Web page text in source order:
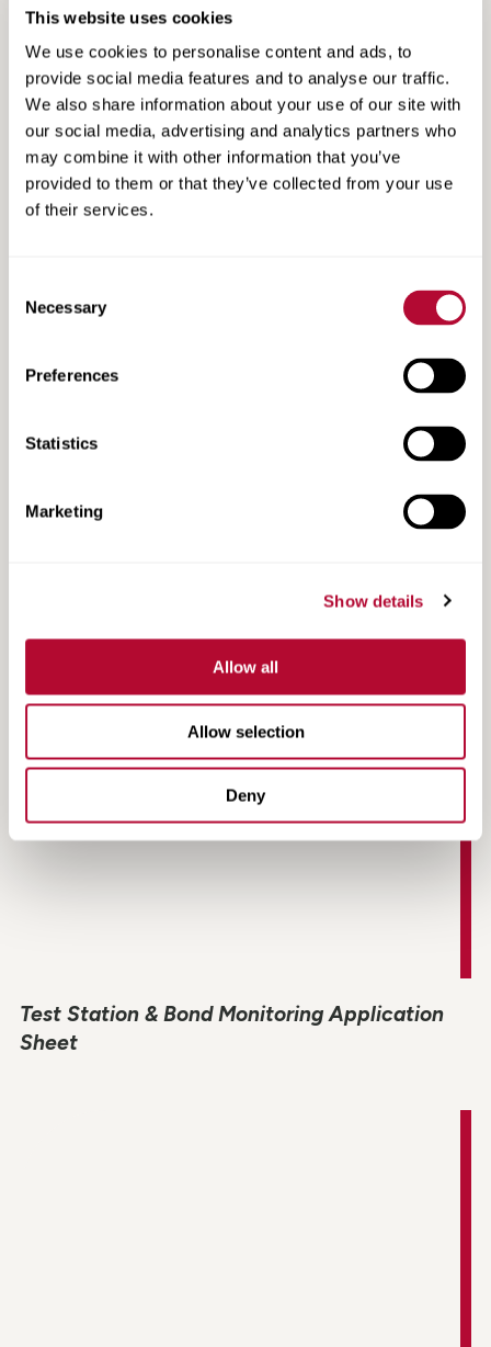
This website uses cookies
We use cookies to personalise content and ads, to
provide social media features and to analyse our traffic.
We also share information about your use of our site with
our social media, advertising and analytics partners who
may combine it with other information that you’ve
provided to them or that they’ve collected from your use
of their services.
Selection
Necessary
Preferences
Statistics
Marketing
Show details
Allow all
Allow selection
Deny
Toxic Gas Monitoring Application Sheet
Test Station & Bond Monitoring Application
Sheet